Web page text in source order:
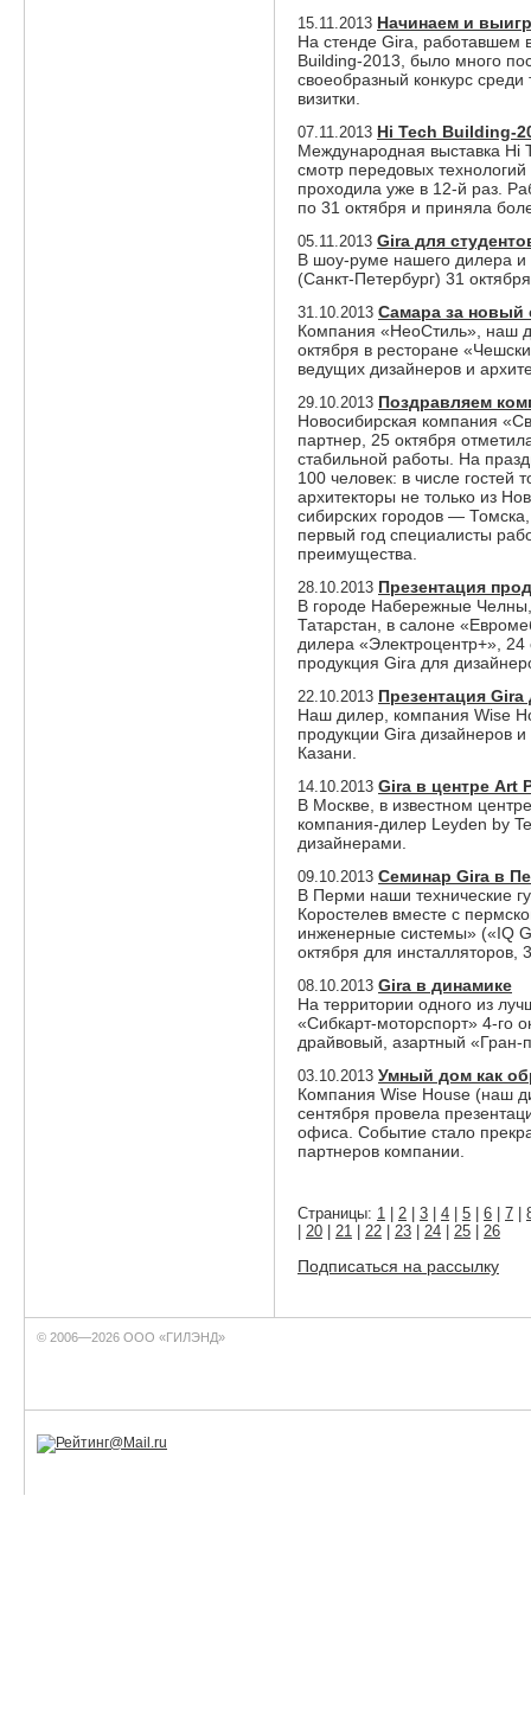
15.11.2013 Начинаем и
На стенде Gira, работавшем
Building-2013, было много
своеобразный конкурс среди
визитки.
07.11.2013 Hi Tech Building-
Международная выставка Hi
смотр передовых
проходила уже в 12-й раз.
по 31 октября и приняла
05.11.2013 Gira для
В шоу-руме нашего дилера
(Санкт-Петербург) 31
31.10.2013 Самара за новый
Компания «НеоСтиль», наш
октября в ресторане
ведущих дизайнеров и
29.10.2013 Поздравляем
Новосибирская компания
партнер, 25 октября
стабильной работы. На
100 человек: в числе гостей
архитекторы не только из
сибирских городов —
первый год специалисты
преимущества.
28.10.2013 Презентация
В городе Набережные
Татарстан, в салоне
дилера «Электроцентр+», 24
продукция Gira для
22.10.2013 Презентация Gira
Наш дилер, компания Wise
продукции Gira дизайнеров
Казани.
14.10.2013 Gira в центре Art
В Москве, в известном
компания-дилер Leyden by
дизайнерами.
09.10.2013 Семинар Gira в
В Перми наши технические
Коростелев вместе с
инженерные системы» («IQ
октября для
08.10.2013 Gira в динамике
На территории одного из
«Сибкарт-моторспорт» 4-го
драйвовый, азартный «Гран-
03.10.2013 Умный дом как
Компания Wise House (наш
сентября провела
офиса. Событие стало
партнеров компании.
Страницы: 1 2 3 4 5 6 7
20 21 22 23 24 25 26
Подписаться на рассылку
© 2006—2026 ООО «ГИЛЭНД»